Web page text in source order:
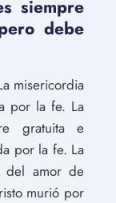
siempre
debe
misericordia
por la fe. La
gratuita e
por la fe. La
del amor de
murió por